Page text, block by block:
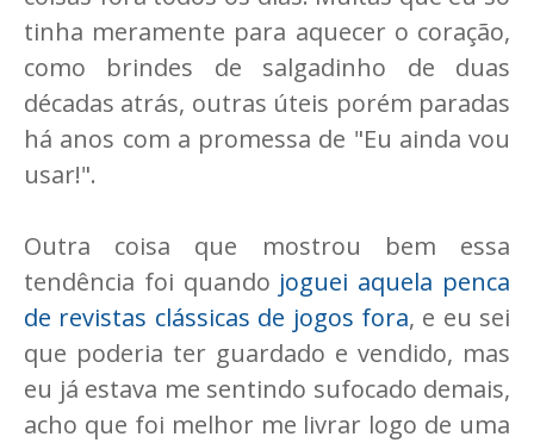
tinha meramente para aquecer o coração,
como brindes de salgadinho de duas
décadas atrás, outras úteis porém paradas
há anos com a promessa de "Eu ainda vou
usar!".
Outra coisa que mostrou bem essa
tendência foi quando joguei aquela penca
de revistas clássicas de jogos fora, e eu sei
que poderia ter guardado e vendido, mas
eu já estava me sentindo sufocado demais,
acho que foi melhor me livrar logo de uma